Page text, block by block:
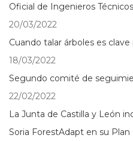
Oficial de Ingenieros
20/03/2022
Cuando talar árboles es
18/03/2022
Segundo comité de
22/02/2022
La Junta de Castilla y León
Soria ForestAdapt en su